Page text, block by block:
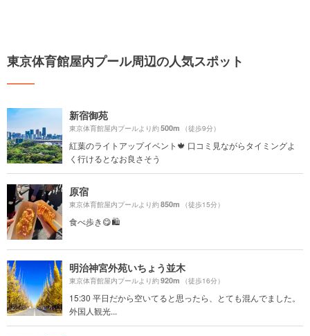
東京体育館屋内プール周辺の人気スポット
新宿御苑
東京体育館屋内プールより約500m （徒歩9分）
紅葉のライトアップイベント🍁 口コミ見ながらタイミングよ
く行けるとなお良さそう
原宿
東京体育館屋内プールより約850m （徒歩15分）
食べ歩き😋🛍
明治神宮外苑いちょう並木
東京体育館屋内プールより約920m （徒歩16分）
15:30 平日だから空いてると思ったら、とても混んでました。
外国人観光...